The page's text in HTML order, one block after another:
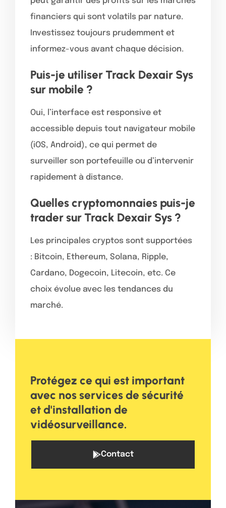
financiers qui sont volatils par nature.
Investissez toujours prudemment et
informez-vous avant chaque décision.
Puis-je utiliser Track Dexair Sys
sur mobile ?
Oui, l’interface est responsive et
accessible depuis tout navigateur mobile
(iOS, Android), ce qui permet de
surveiller son portefeuille ou d’intervenir
rapidement à distance.
Quelles cryptomonnaies puis-je
trader sur Track Dexair Sys ?
Les principales cryptos sont supportées
: Bitcoin, Ethereum, Solana, Ripple,
Cardano, Dogecoin, Litecoin, etc. Ce
choix évolue avec les tendances du
marché.
Protégez ce qui est important
avec nos services de sécurité
et d'installation de
vidéosurveillance.
Contact